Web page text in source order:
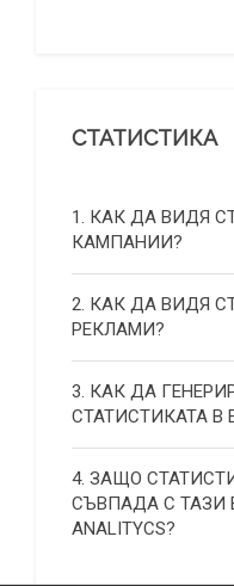
СТАТИСТИКА
1. КАК ДА ВИДЯ
КАМПАНИИ?
2. КАК ДА ВИДЯ
РЕКЛАМИ?
3. КАК ДА
СТАТИСТИКАТА В
4. ЗАЩО
СЪВПАДА С ТАЗИ В
ANALITYCS?